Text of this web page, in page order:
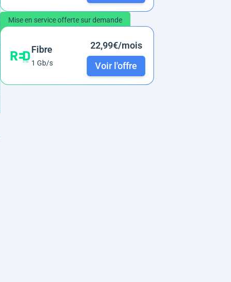
Mise en service offerte sur demande
Fibre
1 Gb/s
22,99€/mois
Voir l'offre